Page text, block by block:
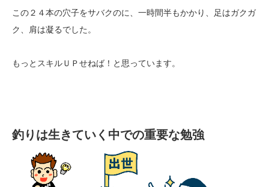
この２４本の穴子をサバクのに、一時間半もかかり、足はガクガ
ク、肩は凝るでした。
もっとスキルＵＰせねば！と思っています。
釣りは生きていく中での重要な勉強